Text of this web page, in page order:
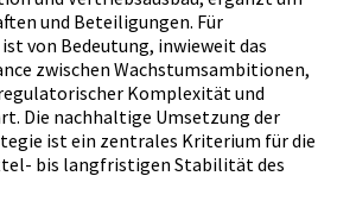
und Beteiligungen. Für
von Bedeutung, inwieweit das
zwischen Wachstumsambitionen,
Komplexität und
Die nachhaltige Umsetzung der
ist ein zentrales Kriterium für die
bis langfristigen Stabilität des